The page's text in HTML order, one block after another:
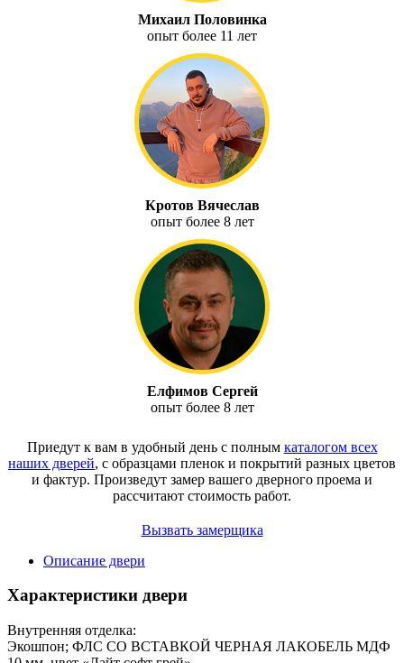
Михаил Половинка
опыт более 11 лет
Кротов Вячеслав
опыт более 8 лет
Елфимов Сергей
опыт более 8 лет
Приедут к вам в удобный день с полным каталогом всех
наших дверей, с образцами пленок и покрытий разных цветов
и фактур. Произведут замер вашего дверного проема и
рассчитают стоимость работ.
Вызвать замерщика
Описание двери
Характеристики двери
Внутренняя отделка:
Экошпон; ФЛС СО ВСТАВКОЙ ЧЕРНАЯ ЛАКОБЕЛЬ МДФ